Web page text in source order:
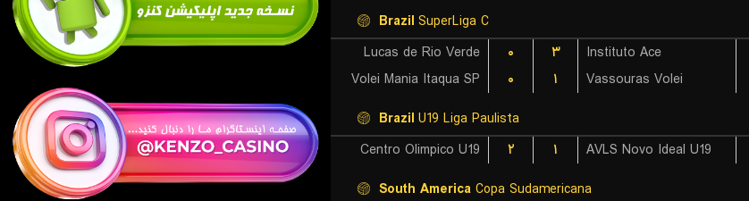
Brazil SuperLiga C
Lucas de Rio Verde
۰ ۳ Instituto Ace
Volei Mania Itaqua SP
۰ ۱ Vassouras Volei
Brazil U19 Liga Paulista
Centro Olimpico U19
۲ ۱ AVLS Novo Ideal U19
South America Copa Sudamericana